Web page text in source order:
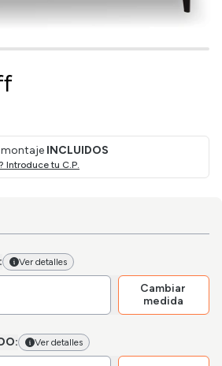
montaje INCLUIDOS
Introduce tu C.P.
Ver detalles
Cambiar
medida
Ver detalles